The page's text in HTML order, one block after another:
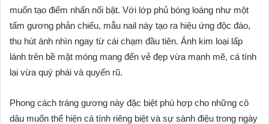
muốn tạo điểm nhấn nổi bật. Với lớp phủ bóng loáng như một
tấm gương phản chiếu, mẫu nail này tạo ra hiệu ứng độc đáo,
thu hút ánh nhìn ngay từ cái chạm đầu tiên. Ánh kim loại lấp
lánh trên bề mặt móng mang đến vẻ đẹp vừa mạnh mẽ, cá tính
lại vừa quý phái và quyến rũ.
Phong cách tráng gương này đặc biệt phù hợp cho những cô
dâu muốn thể hiện cá tính riêng biệt và sự sành điệu trong ngày